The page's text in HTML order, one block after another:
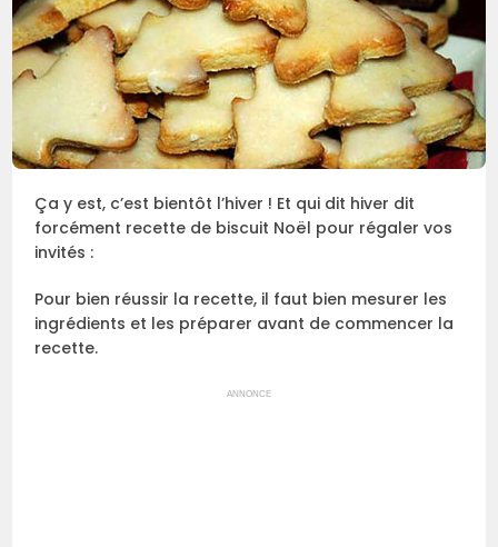
Ça y est, c’est bientôt l’hiver ! Et qui dit hiver dit
forcément recette de biscuit Noël pour régaler vos
invités :
Pour bien réussir la recette, il faut bien mesurer les
ingrédients et les préparer avant de commencer la
recette.
ANNONCE